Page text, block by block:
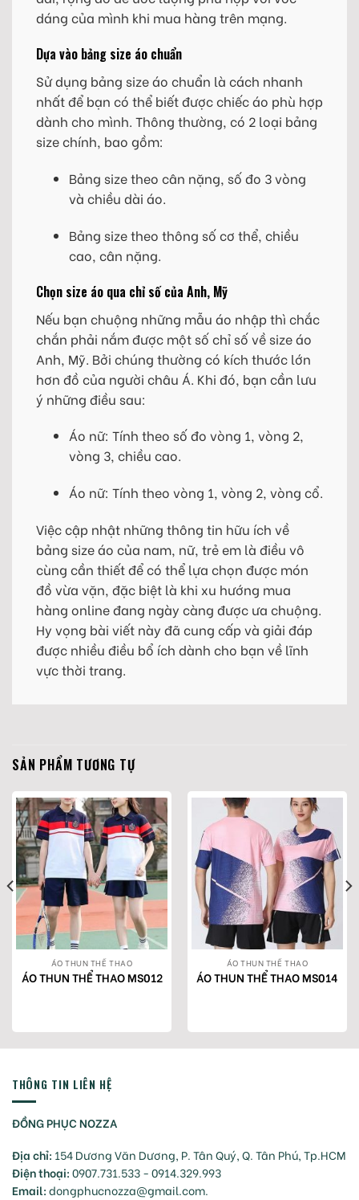
dáng của mình khi mua hàng trên mạng.
Dựa vào bảng size áo chuẩn
Sử dụng bảng size áo chuẩn là cách nhanh
nhất để bạn có thể biết được chiếc áo phù hợp
dành cho mình. Thông thường, có 2 loại bảng
size chính, bao gồm:
Bảng size theo cân nặng, số đo 3 vòng
và chiều dài áo.
Bảng size theo thông số cơ thể, chiều
cao, cân nặng.
Chọn size áo qua chỉ số của Anh, Mỹ
Nếu bạn chuộng những mẫu áo nhập thì chắc
chắn phải nắm được một số chỉ số về size áo
Anh, Mỹ. Bởi chúng thường có kích thước lớn
hơn đồ của người châu Á. Khi đó, bạn cần lưu
ý những điều sau:
Áo nữ: Tính theo số đo vòng 1, vòng 2,
vòng 3, chiều cao.
Áo nữ: Tính theo vòng 1, vòng 2, vòng cổ.
Việc cập nhật những thông tin hữu ích về
bảng size áo của nam, nữ, trẻ em là điều vô
cùng cần thiết để có thể lựa chọn được món
đồ vừa vặn, đặc biệt là khi xu hướng mua
hàng online đang ngày càng được ưa chuộng.
Hy vọng bài viết này đã cung cấp và giải đáp
được nhiều điều bổ ích dành cho bạn về lĩnh
vực thời trang.
SẢN PHẨM TƯƠNG TỰ
ÁO THUN THỂ THAO
ÁO THUN THỂ THAO MS012
ÁO THUN THỂ THAO
ÁO THUN THỂ THAO MS014
THÔNG TIN LIÊN HỆ
ĐỒNG PHỤC NOZZA
Địa chỉ: 154 Dương Văn Dương, P. Tân Quý, Q. Tân Phú, Tp.HCM
Điện thoại:0907.731.533 - 0914.329.993
Email:dongphucnozza@gmail.com.